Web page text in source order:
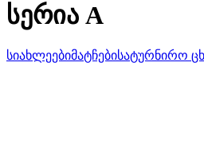
სერია A
სიახლეებიმატჩებისატურნირო